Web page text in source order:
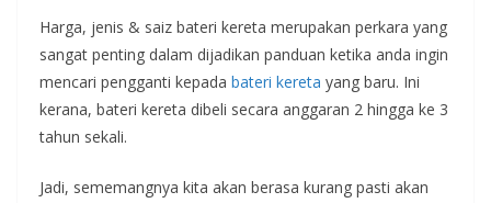
Harga, jenis & saiz bateri kereta merupakan perkara yang
sangat penting dalam dijadikan panduan ketika anda ingin
mencari pengganti kepada bateri kereta yang baru. Ini
kerana, bateri kereta dibeli secara anggaran 2 hingga ke 3
tahun sekali.
Jadi, sememangnya kita akan berasa kurang pasti akan